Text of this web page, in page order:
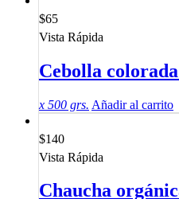
$65
Vista Rápida
Cebolla
x 500 grs. Añadir al carrito
$140
Vista Rápida
Chaucha